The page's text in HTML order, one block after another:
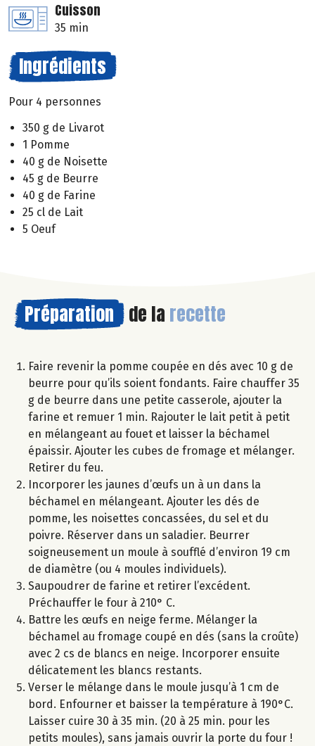
Cuisson
35 min
Ingrédients
Pour 4 personnes
350 g de Livarot
1 Pomme
40 g de Noisette
45 g de Beurre
40 g de Farine
25 cl de Lait
5 Oeuf
Préparation de la recette
Faire revenir la pomme coupée en dés avec 10 g de
beurre pour qu’ils soient fondants. Faire chauffer 35
g de beurre dans une petite casserole, ajouter la
farine et remuer 1 min. Rajouter le lait petit à petit
en mélangeant au fouet et laisser la béchamel
épaissir. Ajouter les cubes de fromage et mélanger.
Retirer du feu.
Incorporer les jaunes d’œufs un à un dans la
béchamel en mélangeant. Ajouter les dés de
pomme, les noisettes concassées, du sel et du
poivre. Réserver dans un saladier. Beurrer
soigneusement un moule à soufflé d’environ 19 cm
de diamètre (ou 4 moules individuels).
Saupoudrer de farine et retirer l’excédent.
Préchauffer le four à 210° C.
Battre les œufs en neige ferme. Mélanger la
béchamel au fromage coupé en dés (sans la croûte)
avec 2 cs de blancs en neige. Incorporer ensuite
délicatement les blancs restants.
Verser le mélange dans le moule jusqu’à 1 cm de
bord. Enfourner et baisser la température à 190°C.
Laisser cuire 30 à 35 min. (20 à 25 min. pour les
petits moules), sans jamais ouvrir la porte du four !